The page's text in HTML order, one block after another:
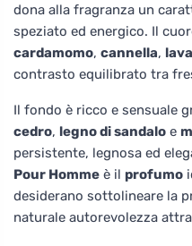
dona alla fragranza un
speziato ed energico. Il
cardamomo, cannella,
contrasto equilibrato tra
Il fondo è ricco e sensuale
cedro, legno di sandalo e
persistente, legnosa ed
Pour Homme è il profumo
desiderano sottolineare la
naturale autorevolezza